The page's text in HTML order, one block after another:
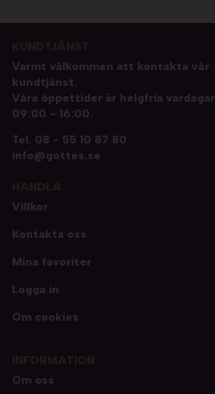
Varmt välkommen att kontakta vår
kundtjänst.
Våra öppettider är helgfria vardagar
09:00 - 16:00.
Tel. 08 - 55 10 87 80
info@gottes.se
Villkor
Kontakta oss
Mina favoriter
Logga in
Om cookies
Om oss